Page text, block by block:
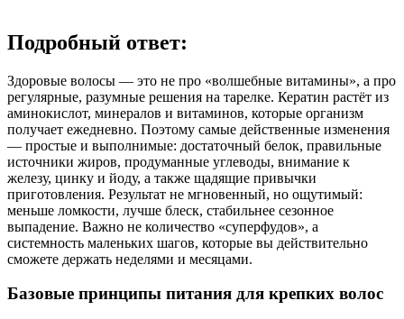
Подробный ответ:
Здоровые волосы — это не про «волшебные витамины», а про
регулярные, разумные решения на тарелке. Кератин растёт из
аминокислот, минералов и витаминов, которые организм
получает ежедневно. Поэтому самые действенные изменения
— простые и выполнимые: достаточный белок, правильные
источники жиров, продуманные углеводы, внимание к
железу, цинку и йоду, а также щадящие привычки
приготовления. Результат не мгновенный, но ощутимый:
меньше ломкости, лучше блеск, стабильнее сезонное
выпадение. Важно не количество «суперфудов», а
системность маленьких шагов, которые вы действительно
сможете держать неделями и месяцами.
Базовые принципы питания для крепких волос